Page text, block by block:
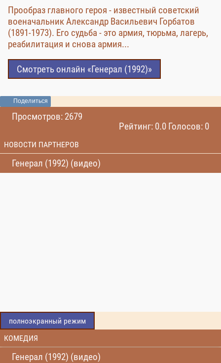
Прообраз главного героя - известный советский
военачальник Александр Васильевич Горбатов
(1891-1973). Его судьба - это армия, тюрьма, лагерь,
реабилитация и снова армия...
Смотреть онлайн «Генерал (1992)»
Поделиться
Просмотров: 2679
Рейтинг: 0.0 Голосов: 0
НОВОСТИ ПАРТНЕРОВ
Генерал (1992) (видео)
полноэкранный режим
КОМЕДИЯ
Генерал (1992) (видео)